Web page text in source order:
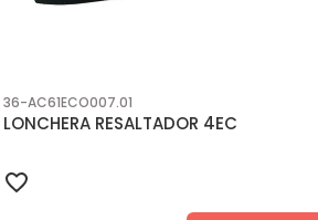
36-AC61ECO007.01
LONCHERA RESALTADOR 4EC